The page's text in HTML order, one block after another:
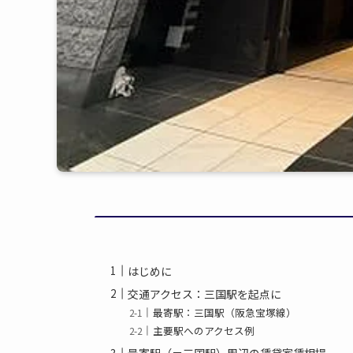
はじめに
交通アクセス：三国駅を起点に
最寄駅：三国駅（阪急宝塚線）
主要駅へのアクセス例